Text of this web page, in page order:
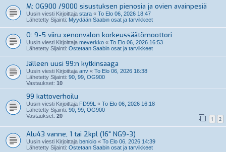
M: OG900 /9000 sisustuksen pienosia ja ovien avainpesiä
Uusin viesti Kirjoittaja stara « To Elo 06, 2026 18:47
Lähetetty Sijainti: Myydään Saabin osat ja tarvikkeet
O: 9-5 viiru xenonvalon korkeussäätömoottori
Uusin viesti Kirjoittaja meverkko « To Elo 06, 2026 16:53
Lähetetty Sijainti: Ostetaan Saabin osat ja tarvikkeet
Jälleen uusi 99:n kytkinsaaga
Uusin viesti Kirjoittaja anv « To Elo 06, 2026 16:38
Lähetetty Sijainti: 90, 99, OG900
Vastaukset: 10
99 kattoverhoilu
Uusin viesti Kirjoittaja FD99L « To Elo 06, 2026 16:18
Lähetetty Sijainti: 90, 99, OG900
Vastaukset: 20 1 2
Alu43 vanne, 1 tai 2kpl (16" NG9-3)
Uusin viesti Kirjoittaja benicio « To Elo 06, 2026 14:39
Lähetetty Sijainti: Ostetaan Saabin osat ja tarvikkeet